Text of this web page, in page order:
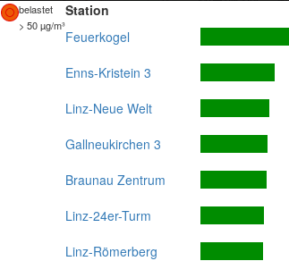
belastet
> 50 µg/m³
Station
Feuerkogel
Enns-Kristein 3
Linz-Neue Welt
Gallneukirchen 3
Braunau Zentrum
Linz-24er-Turm
Linz-Römerberg